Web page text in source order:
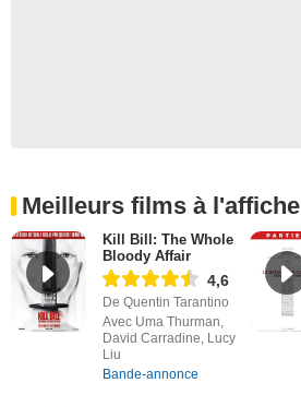
Meilleurs films à l'affiche
Kill Bill: The Whole
Bloody Affair
4,6
De Quentin Tarantino
Avec Uma Thurman,
David Carradine, Lucy
Liu
Bande-annonce